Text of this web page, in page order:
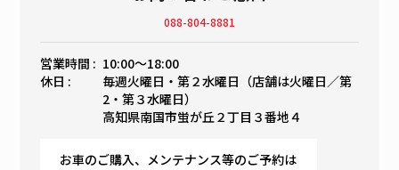
088-804-8881
営業時間 : 10:00〜18:00
休日 :
毎週火曜日・第２水曜日（店舗は火曜日／第
2・第３水曜日）
高知県南国市蛍が丘２丁目３番地４
お車のご購入、メンテナンス等のご予約は